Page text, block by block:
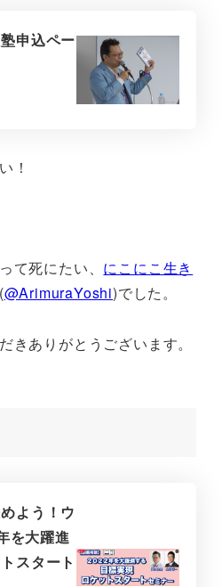
申込ペー
！
て死にたい、 にこにこ生き
@ArimuraYoshi)でした。
きありがとうございます。
よう！ウ
を大躍進
スタート